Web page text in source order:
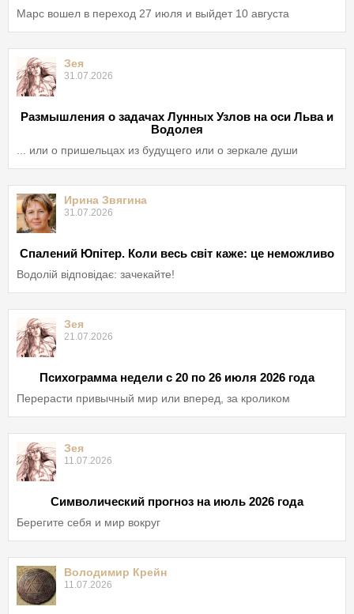
Марс вошел в переход 27 июля и выйдет 10 августа
Зея
31.07.2026
Размышления о задачах Лунных Узлов на оси Льва и
Водолея
... или о пришельцах из будущего или о зеркале души
Ирина Звягина
31.07.2026
Спалений Юпітер. Коли весь світ каже: це неможливо
Водолій відповідає: зачекайте!
Зея
21.07.2026
Психограмма недели с 20 по 26 июля 2026 года
Перерасти привычный мир или вперед, за кроликом
Зея
11.07.2026
Символический прогноз на июль 2026 года
Берегите себя и мир вокруг
Володимир Крейн
11.07.2026